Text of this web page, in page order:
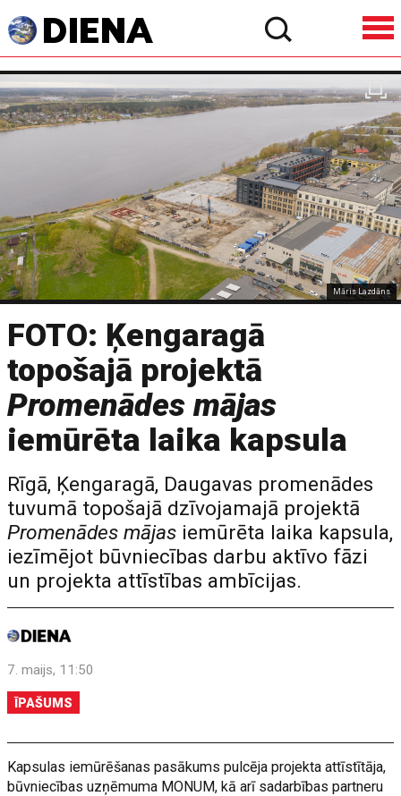
Māris Lazdāns
FOTO: Ķengaragā
topošajā projektā
Promenādes mājas
iemūrēta laika kapsula
Rīgā, Ķengaragā, Daugavas promenādes
tuvumā topošajā dzīvojamajā projektā
Promenādes mājas iemūrēta laika kapsula,
iezīmējot būvniecības darbu aktīvo fāzi
un projekta attīstības ambīcijas.
7. maijs, 11:50
ĪPAŠUMS
Kapsulas iemūrēšanas pasākums pulcēja projekta attīstītāja,
būvniecības uzņēmuma MONUM, kā arī sadarbības partneru